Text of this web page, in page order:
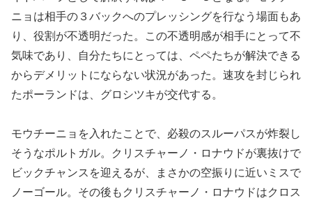
ニョは相手の３バックへのプレッシングを行なう場面もあ
り、役割が不透明だった。この不透明感が相手にとって不
気味であり、自分たちにとっては、ペペたちが解決できる
からデメリットにならない状況があった。速攻を封じられ
たポーランドは、グロシツキが交代する。
モウチーニョを入れたことで、必殺のスルーパスが炸裂し
そうなポルトガル。クリスチャーノ・ロナウドが裏抜けで
ビックチャンスを迎えるが、まさかの空振りに近いミスで
ノーゴール。その後もクリスチャーノ・ロナウドはクロス